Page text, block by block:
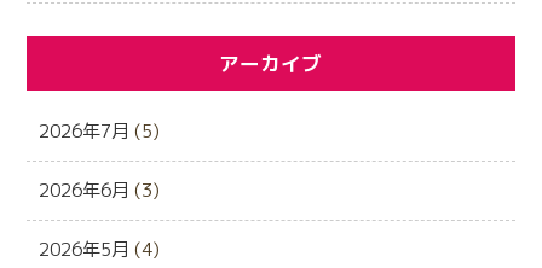
アーカイブ
2026年7月 (5)
2026年6月 (3)
2026年5月 (4)